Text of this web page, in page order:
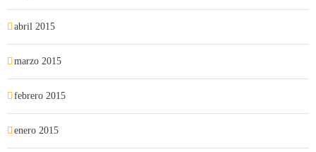
abril 2015
marzo 2015
febrero 2015
enero 2015